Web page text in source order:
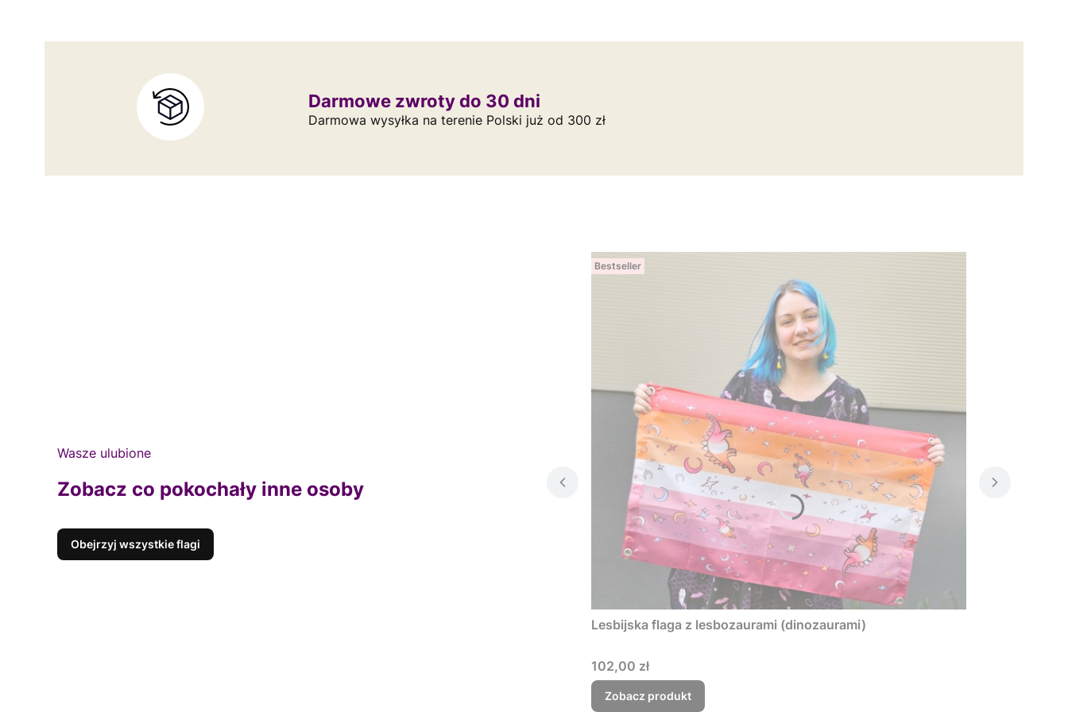
Darmowe zwroty do 30 dni
Darmowa wysyłka na terenie Polski już od 300 zł
Wasze ulubione
Zobacz co pokochały inne osoby
Obejrzyj wszystkie flagi
Bestseller
Lesbijska flaga z lesbozaurami (dinozaurami)
Cena
102,00 zł
Zobacz produkt